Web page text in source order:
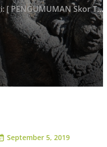
] Tender Jasa Konstruksi (Design & Build) Pembangunan Kantor Lokasi Jl. Padjajaran, Yogyakarta
September 5, 2019